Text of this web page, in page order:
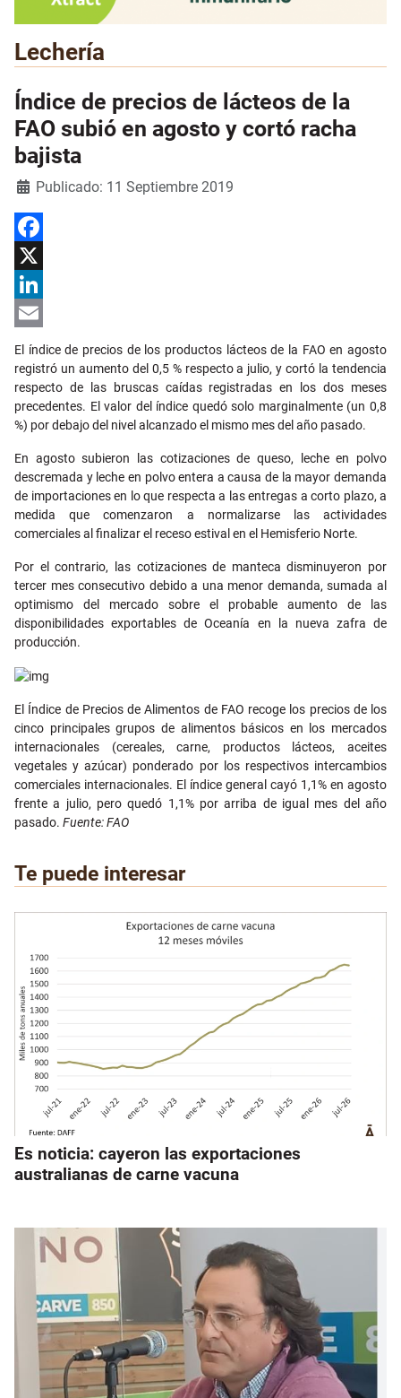
Lechería
Índice de precios de lácteos de la
FAO subió en agosto y cortó racha
bajista
Detalles
Publicado: 11 Septiembre 2019
Facebook
X
LinkedIn
Email
El índice de precios de los productos lácteos de la FAO en agosto
registró un aumento del 0,5 % respecto a julio, y cortó la tendencia
respecto de las bruscas caídas registradas en los dos meses
precedentes. El valor del índice quedó solo marginalmente (un 0,8
%) por debajo del nivel alcanzado el mismo mes del año pasado.
En agosto subieron las cotizaciones de queso, leche en polvo
descremada y leche en polvo entera a causa de la mayor demanda
de importaciones en lo que respecta a las entregas a corto plazo, a
medida que comenzaron a normalizarse las actividades
comerciales al finalizar el receso estival en el Hemisferio Norte.
Por el contrario, las cotizaciones de manteca disminuyeron por
tercer mes consecutivo debido a una menor demanda, sumada al
optimismo del mercado sobre el probable aumento de las
disponibilidades exportables de Oceanía en la nueva zafra de
producción.
El Índice de Precios de Alimentos de FAO recoge los precios de los
cinco principales grupos de alimentos básicos en los mercados
internacionales (cereales, carne, productos lácteos, aceites
vegetales y azúcar) ponderado por los respectivos intercambios
comerciales internacionales. El índice general cayó 1,1% en agosto
frente a julio, pero quedó 1,1% por arriba de igual mes del año
pasado. Fuente: FAO
Te puede interesar
Es noticia: cayeron las exportaciones
australianas de carne vacuna